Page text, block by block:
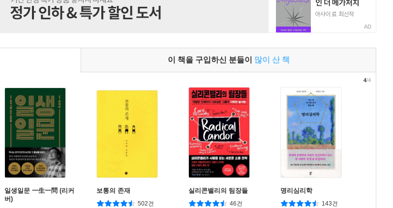
AD
이 책을 구입하신 분들이 많이 산 책
일생일문 一生一問 (리커
버)
보통의 존재
502건
실리콘밸리의 팀장들
46건
명리심리학
143건
4/4